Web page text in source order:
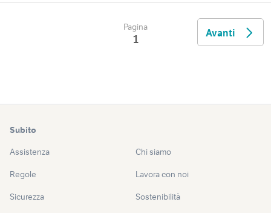
Pagina
1 Avanti
Subito
Assistenza
Regole
Sicurezza
Chi siamo
Lavora con noi
Sostenibilità